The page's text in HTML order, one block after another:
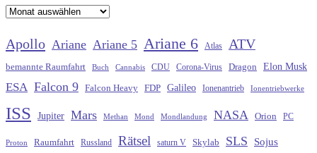
Archiv
Apollo Ariane Ariane 5 Ariane 6 Atlas ATV
bemannte Raumfahrt Buch Cannabis CDU Corona-Virus Dragon Elon Musk
ESA Falcon 9 Falcon Heavy FDP Galileo Ionenantrieb Ionentriebwerke
ISS Jupiter Mars Methan Mond Mondlandung NASA Orion PC
Proton Raumfahrt Russland Rätsel saturn V Skylab SLS Sojus